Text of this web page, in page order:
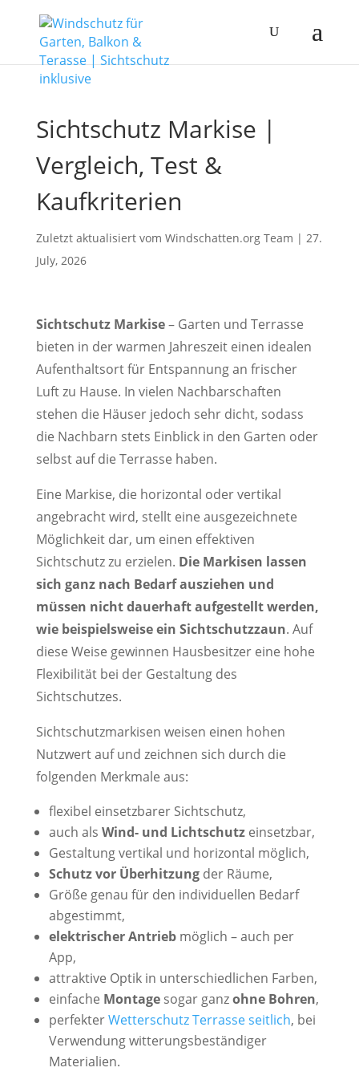
Sichtschutz Markise |
Vergleich, Test &
Kaufkriterien
Zuletzt aktualisiert vom Windschatten.org Team | 27.
July, 2026
Sichtschutz Markise– Garten und Terrasse
bieten in der warmen Jahreszeit einen idealen
Aufenthaltsort für Entspannung an frischer
Luft zu Hause. In vielen Nachbarschaften
stehen die Häuser jedoch sehr dicht, sodass
die Nachbarn stets Einblick in den Garten oder
selbst auf die Terrasse haben.
Eine Markise, die horizontal oder vertikal
angebracht wird, stellt eine ausgezeichnete
Möglichkeit dar, um einen effektiven
Sichtschutz zu erzielen. Die Markisen lassen
sich ganz nach Bedarf ausziehen und
müssen nicht dauerhaft aufgestellt werden,
wie beispielsweise ein Sichtschutzzaun. Auf
diese Weise gewinnen Hausbesitzer eine hohe
Flexibilität bei der Gestaltung des
Sichtschutzes.
Sichtschutzmarkisen weisen einen hohen
Nutzwert auf und zeichnen sich durch die
folgenden Merkmale aus:
flexibel einsetzbarer Sichtschutz,
auch als Wind- und Lichtschutzeinsetzbar,
Gestaltung vertikal und horizontal möglich,
Schutz vor Überhitzungder Räume,
Größe genau für den individuellen Bedarf
abgestimmt,
elektrischer Antriebmöglich – auch per
App,
attraktive Optik in unterschiedlichen Farben,
einfache Montagesogar ganzohne Bohren,
perfekterWetterschutz Terrasse seitlich, bei
Verwendung witterungsbeständiger
Materialien.